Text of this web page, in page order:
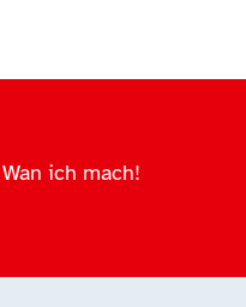
Wan ich mach!